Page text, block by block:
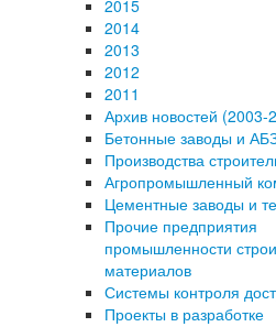
2015
2014
2013
2012
2011
Архив новостей (2003-
Бетонные заводы и
Производства
Агропромышленный
Цементные заводы и
Прочие предприятия
промышленности
материалов
Системы контроля
Проекты в разработке